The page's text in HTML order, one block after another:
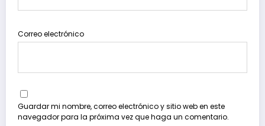
Correo electrónico
Guardar mi nombre, correo electrónico y sitio web en este
navegador para la próxima vez que haga un comentario.